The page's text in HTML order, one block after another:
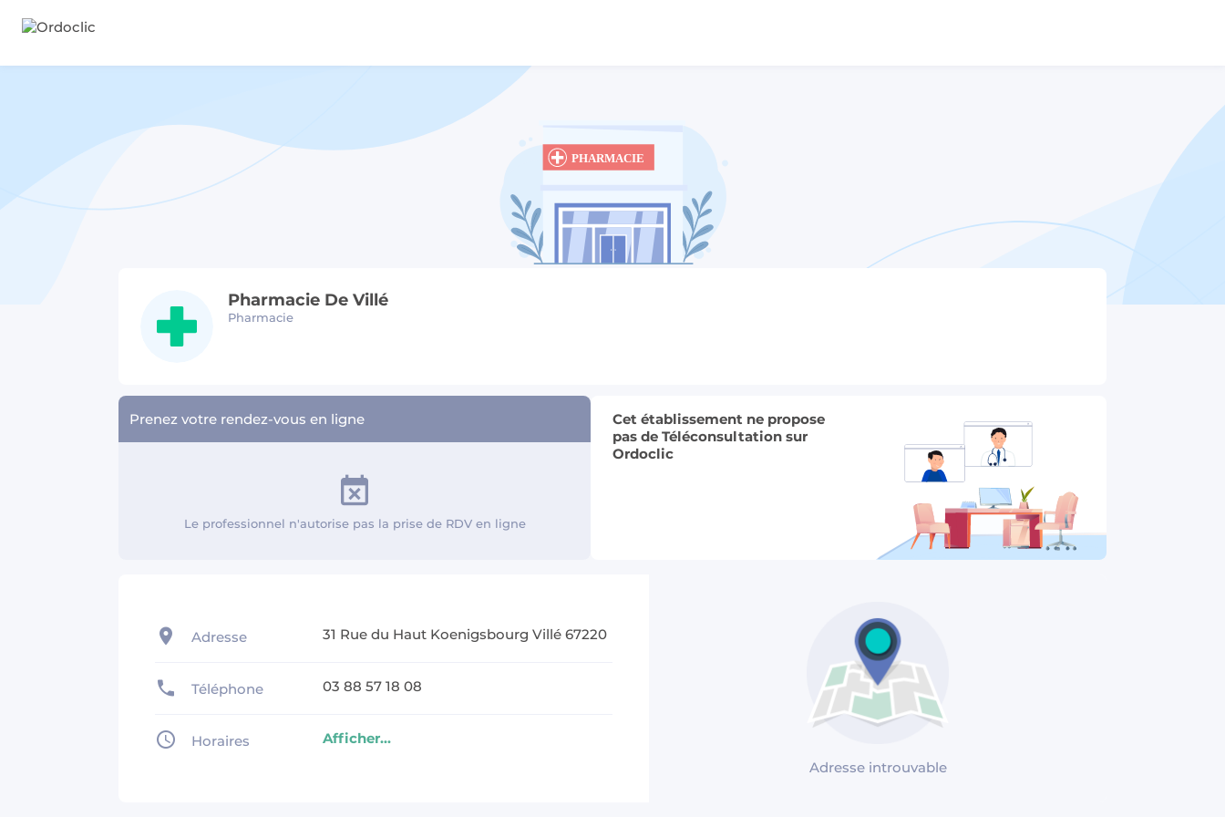
Pharmacie De Villé
Pharmacie
Prenez votre rendez-vous en ligne
Le professionnel n'autorise pas la prise de RDV en ligne
Cet établissement ne propose
pas de Téléconsultation sur
Ordoclic
Adresse 31 Rue du Haut Koenigsbourg Villé 67220
Téléphone 03 88 57 18 08
Horaires
Afficher...
Adresse introuvable